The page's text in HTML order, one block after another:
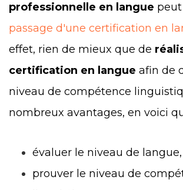
professionnelle en langue
passage d'une certification en
effet, rien de mieux que de
certification en langue afin de
niveau de compétence
nombreux avantages, en voici
évaluer le niveau de langue,
prouver le niveau de